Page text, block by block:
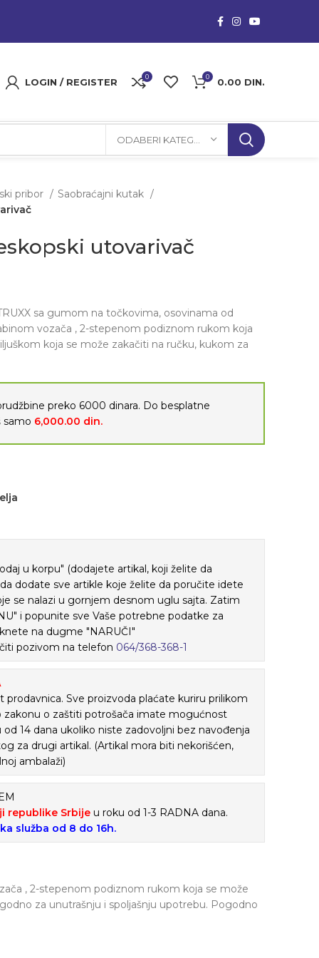
LOGIN / REGISTER 0 0 0.00 DIN.
pribor
Saobraćajni kutak
utovarivač
sa gumom na točkovima, osovinama od
vozača , 2-stepenom podiznom rukom koja
koja se može zakačiti na ručku, kukom za
preko 6000 dinara. Do besplatne
samo 6,000.00 din.
u korpu" (dodajete artikal, koji želite da
dodate sve artikle koje želite da poručite idete
se nalazi u gornjem desnom uglu sajta. Zatim
i popunite sve Vaše potrebne podatke za
na dugme "NARUČI"
pozivom na telefon 064/368-368-1
prodavnica. Sve proizvoda plaćate kuriru prilikom
zakonu o zaštiti potrošača imate mogućnost
od 14 dana ukoliko niste zadovoljni bez navođenja
za drugi artikal. (Artikal mora biti nekorišćen,
ambalaži)
republike Srbije u roku od 1-3 RADNA dana.
služba od 8 do 16h.
, 2-stepenom podiznom rukom koja se može
za unutrašnju i spoljašnju upotrebu. Pogodno